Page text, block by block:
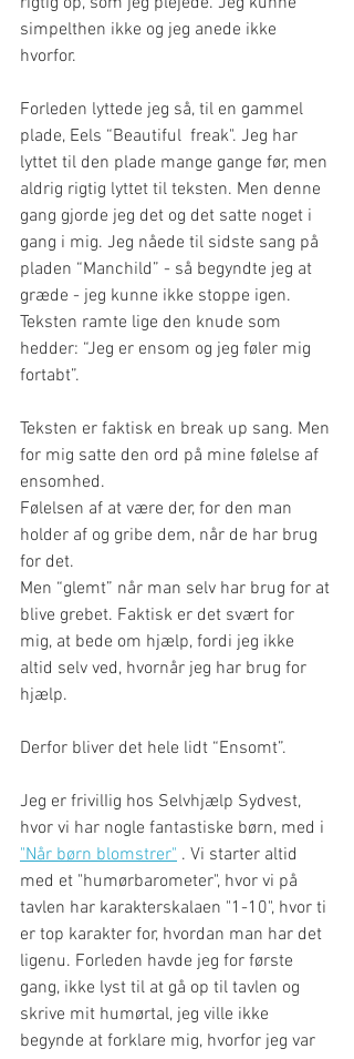
simpelthen ikke og jeg anede ikke
hvorfor.
Forleden lyttede jeg så, til en gammel
plade, Eels “Beautiful  freak". Jeg har
lyttet til den plade mange gange før, men
aldrig rigtig lyttet til teksten. Men denne
gang gjorde jeg det og det satte noget i
gang i mig. Jeg nåede til sidste sang på
pladen “Manchild” - så begyndte jeg at
græde - jeg kunne ikke stoppe igen.
Teksten ramte lige den knude som
hedder: “Jeg er ensom og jeg føler mig
fortabt”.
Teksten er faktisk en break up sang. Men
for mig satte den ord på mine følelse af
ensomhed.
Følelsen af at være der, for den man
holder af og gribe dem, når de har brug
for det.
Men “glemt” når man selv har brug for at
blive grebet. Faktisk er det svært for
mig, at bede om hjælp, fordi jeg ikke
altid selv ved, hvornår jeg har brug for
hjælp.
Derfor bliver det hele lidt “Ensomt”.
Jeg er frivilIig hos Selvhjælp Sydvest,
hvor vi har nogle fantastiske børn, med i
"Når børn blomstrer" . Vi starter altid
med et "humørbarometer", hvor vi på
tavlen har karakterskalaen "1-10", hvor ti
er top karakter for, hvordan man har det
ligenu. Forleden havde jeg for første
gang, ikke lyst til at gå op til tavlen og
skrive mit humørtal, jeg ville ikke
begynde at forklare mig, hvorfor jeg var